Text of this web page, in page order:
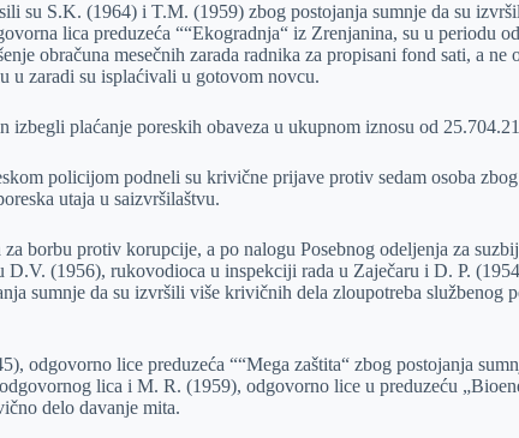
su S.K. (1964) i T.M. (1959) zbog postojanja sumnje da su
lica preduzeća ““Ekogradnja“ iz Zrenjanina, su u periodu
obračuna mesečnih zarada radnika za propisani fond sati, a ne
u zaradi su isplaćivali u gotovom novcu.
izbegli plaćanje poreskih obaveza u ukupnom iznosu od
policijom podneli su krivične prijave protiv sedam osoba
utaja u saizvršilaštvu.
borbu protiv korupcije, a po nalogu Posebnog odeljenja za
D.V. (1956), rukovodioca u inspekciji rada u Zaječaru i D. P.
sumnje da su izvršili više krivičnih dela zloupotreba službenog
odgovorno lice preduzeća ““Mega zaštita“ zbog postojanja
lica i M. R. (1959), odgovorno lice u preduzeću
delo davanje mita.